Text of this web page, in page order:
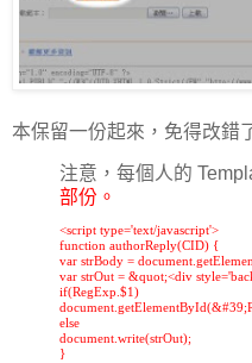
本保留一份起來，免得改錯
注意，每個人的
部份。
<script type='text/javascript'>
function authorReply(CID) {
var strBody =
var strOut = &quot;<div
if(RegExp.$1)
else
document.write(strOut);
}